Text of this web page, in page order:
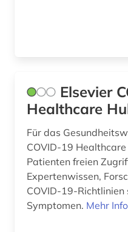
Elsevier
Healthcare
Für das
COVID-19 Healthcare Hub
Patienten freien
Expertenwissen,
COVID-19-Richtlinien
Symptomen. Mehr